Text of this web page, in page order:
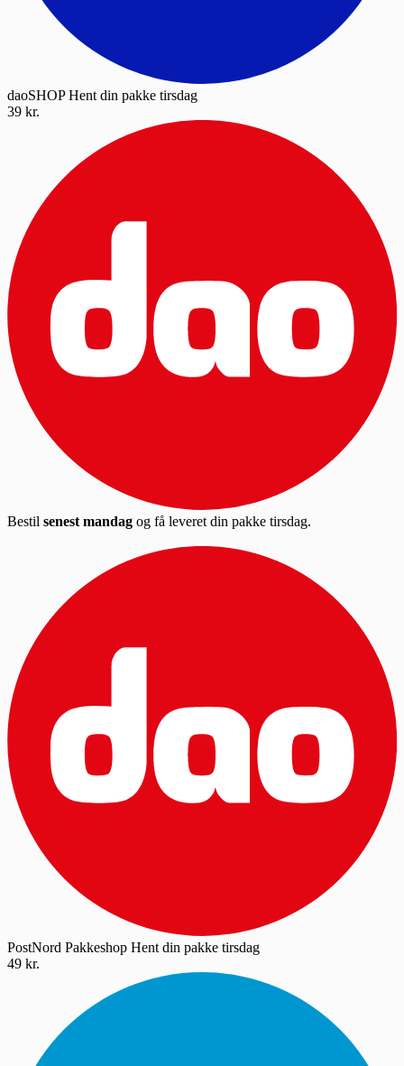
daoSHOP Hent din pakke tirsdag
39 kr.
Bestil senest mandag og få leveret din pakke tirsdag.
PostNord Pakkeshop Hent din pakke tirsdag
49 kr.